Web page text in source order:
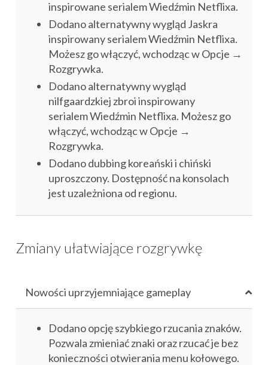
inspirowane serialem Wiedźmin Netflixa.
Dodano alternatywny wygląd Jaskra
inspirowany serialem Wiedźmin Netflixa.
Możesz go włączyć, wchodząc w Opcje →
Rozgrywka.
Dodano alternatywny wygląd
nilfgaardzkiej zbroi inspirowany
serialem Wiedźmin Netflixa. Możesz go
włączyć, wchodząc w Opcje →
Rozgrywka.
Dodano dubbing koreański i chiński
uproszczony. Dostępność na konsolach
jest uzależniona od regionu.
Zmiany ułatwiające rozgrywkę
Nowości uprzyjemniające gameplay
Dodano opcję szybkiego rzucania znaków.
Pozwala zmieniać znaki oraz rzucać je bez
konieczności otwierania menu kołowego.